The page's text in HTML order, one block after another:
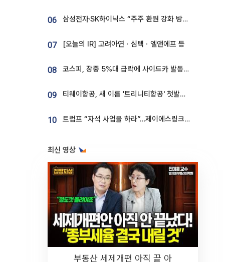
06 삼성전자·SK하이닉스 “주주 환원 강화 방안 마련”
07 [오늘의 IR] 고려아연ㆍ심텍ㆍ엘앤에프 등
08 코스피, 장중 5%대 급락에 사이드카 발동…삼성·SK 동반 폭락
09 티웨이항공, 새 이름 '트리니티항공' 첫발…SSC 전략 본격화
10 트럼프 “자석 사업을 하라”…제이에스링크, 비중국 영구자석 공급망 구축 속도
최신 영상
부동산 세제개편 아직 끝 아